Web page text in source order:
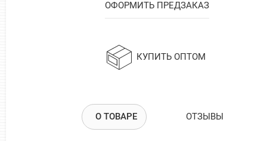
ОФОРМИТЬ ПРЕДЗАКАЗ
КУПИТЬ ОПТОМ
О ТОВАРЕ ОТЗЫВЫ